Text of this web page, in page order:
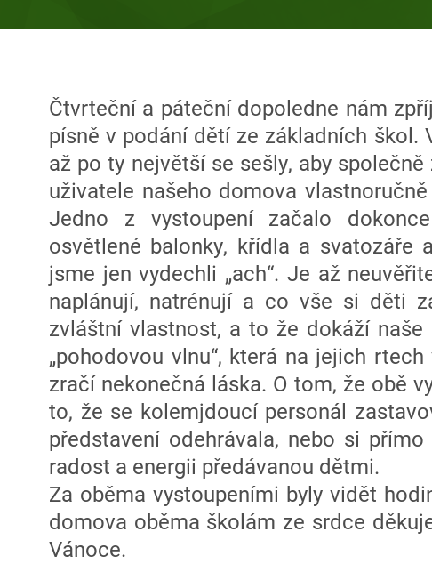
Čtvrteční a páteční dopoledne nám
písně v podání dětí ze základních škol.
až po ty největší se sešly, aby
uživatele našeho domova
Jedno z vystoupení začalo
osvětlené balonky, křídla a
jsme jen vydechli „ach“. Je až
naplánují, natrénují a co vše si děti
zvláštní vlastnost, a to že dokáží
„pohodovou vlnu“, která na jejich
zračí nekonečná láska. O tom, že obě
to, že se kolemjdoucí personál
představení odehrávala, nebo si
radost a energii předávanou dětmi.
Za oběma vystoupeními byly vidět
domova oběma školám ze srdce
Vánoce.